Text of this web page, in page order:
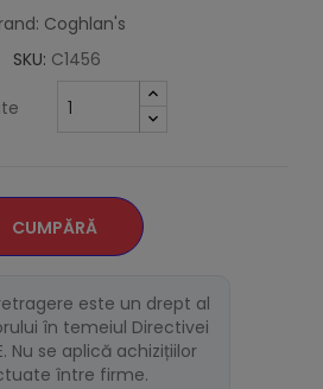
Coghlan's
SKU: C1456
CUMPĂRĂ
este un drept al
în temeiul Directivei
Nu se aplică achizițiilor
între firme.